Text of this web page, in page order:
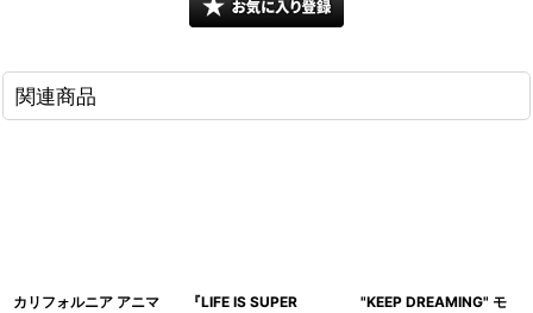
関連商品
カリフォルニア アニマ
『LIFE IS SUPER
"KEEP DREAMING" モ